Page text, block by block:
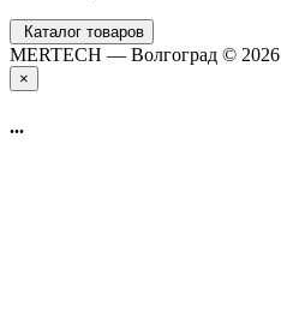
Каталог товаров
MERTECH — Волгоград © 2026
×
...